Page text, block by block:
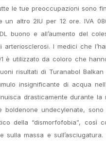
le tue preoccupazioni sono
altro 2IU per 12 ore. IVA
buono e all’aumento del
arteriosclerosi. I medici che
è utilizzato da coloro che
risultati di Turanabol
insignificante di acqua
drasticamente durante la
boldenone undecylenate,
della “dismorfofobia”, così
sulla massa e sull’asciugatura.